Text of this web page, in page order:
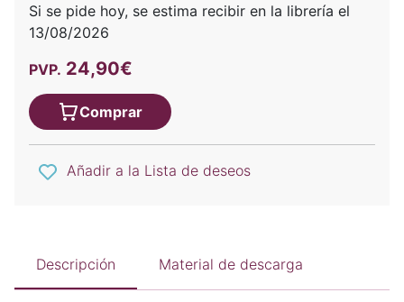
Si se pide hoy, se estima recibir en la librería el
13/08/2026
PVP. 24,90€
Comprar
Añadir a la Lista de deseos
Descripción Material de descarga